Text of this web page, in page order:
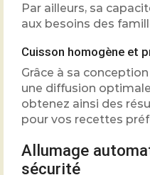
Par ailleurs, sa
aux besoins des
Cuisson homogène et
Grâce à sa
une diffusion
obtenez ainsi des
pour vos recettes
Allumage
sécurité